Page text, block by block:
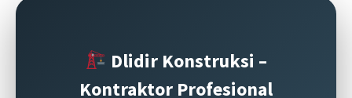
Dlidir Konstruksi –
Kontraktor Profesional